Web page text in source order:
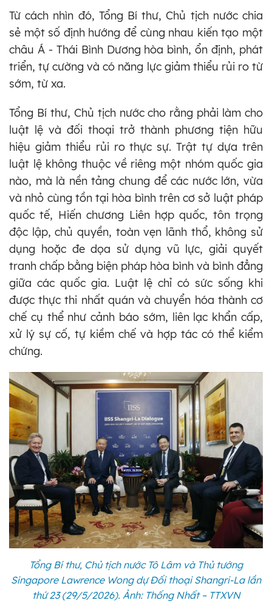
Từ cách nhìn đó, Tổng Bí thư, Chủ tịch nước chia
sẻ một số định hướng để cùng nhau kiến tạo một
châu Á - Thái Bình Dương hòa bình, ổn định, phát
triển, tự cường và có năng lực giảm thiểu rủi ro từ
sớm, từ xa.
Tổng Bí thư, Chủ tịch nước cho rằng phải làm cho
luật lệ và đối thoại trở thành phương tiện hữu
hiệu giảm thiểu rủi ro thực sự. Trật tự dựa trên
luật lệ không thuộc về riêng một nhóm quốc gia
nào, mà là nền tảng chung để các nước lớn, vừa
và nhỏ cùng tồn tại hòa bình trên cơ sở luật pháp
quốc tế, Hiến chương Liên hợp quốc, tôn trọng
độc lập, chủ quyền, toàn vẹn lãnh thổ, không sử
dụng hoặc đe dọa sử dụng vũ lực, giải quyết
tranh chấp bằng biện pháp hòa bình và bình đẳng
giữa các quốc gia. Luật lệ chỉ có sức sống khi
được thực thi nhất quán và chuyển hóa thành cơ
chế cụ thể như cảnh báo sớm, liên lạc khẩn cấp,
xử lý sự cố, tự kiềm chế và hợp tác có thể kiểm
chứng.
Tổng Bí thư, Chủ tịch nước Tô Lâm và Thủ tướng
Singapore Lawrence Wong dự Đối thoại Shangri-La lần
thứ 23 (29/5/2026). Ảnh: Thống Nhất – TTXVN